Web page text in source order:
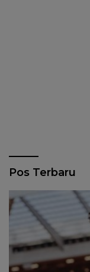
Pos Terbaru